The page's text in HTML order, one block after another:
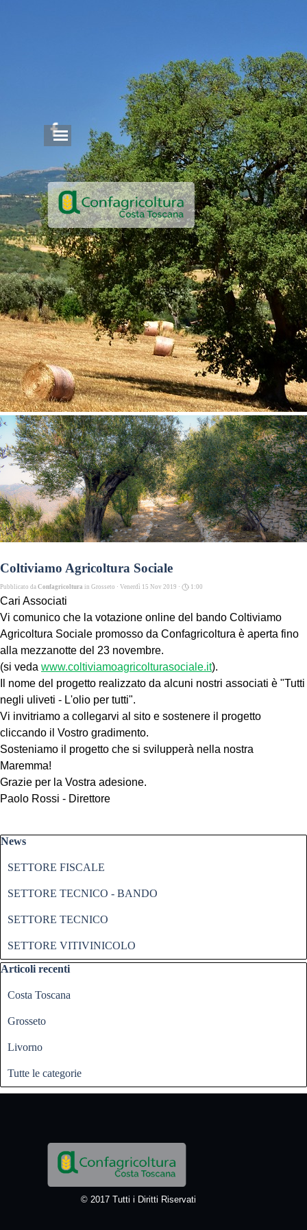
Salta menù
Coltiviamo Agricoltura Sociale
Pubblicato da Confagricoltura in Grosseto · Venerdì 15 Nov 2019 · 1:00
Cari Associati
Vi comunico che la votazione online del bando Coltiviamo
Agricoltura Sociale promosso da Confagricoltura è aperta fino
alla mezzanotte del 23 novembre.
(si veda www.coltiviamoagricolturasociale.it).
Il nome del progetto realizzato da alcuni nostri associati è "Tutti
negli uliveti - L'olio per tutti".
Vi invitriamo a collegarvi al sito e sostenere il progetto
cliccando il Vostro gradimento.
Sosteniamo il progetto che si svilupperà nella nostra
Maremma!
Grazie per la Vostra adesione.
Paolo Rossi - Direttore
Salta blocco News
News
SETTORE FISCALE
SETTORE TECNICO - BANDO
SETTORE TECNICO
SETTORE VITIVINICOLO
Salta blocco Articoli recenti
Articoli recenti
Costa Toscana
Grosseto
Livorno
Tutte le categorie
© 2017 Tutti i Diritti Riservati